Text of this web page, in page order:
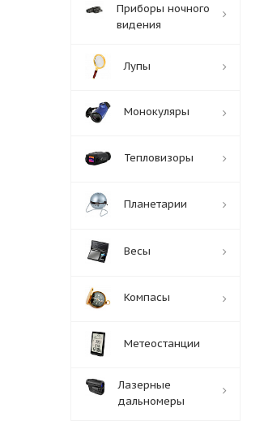
Приборы ночного
видения
Лупы
Монокуляры
Тепловизоры
Планетарии
Весы
Компасы
Метеостанции
Лазерные
дальномеры